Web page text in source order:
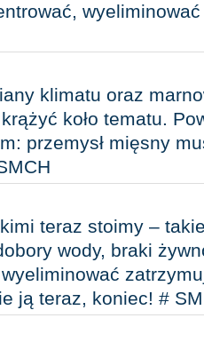
klimatu oraz
koło tematu.
przemysł mięsny
teraz stoimy –
wody, braki
ją teraz, koniec! #